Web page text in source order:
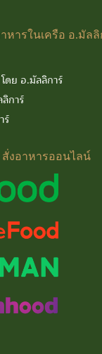
หารในเครือ อ.มัลลิ
โดย อ.มัลลิการ์
การ์
ร์
สั่งอาหารออนไลน์